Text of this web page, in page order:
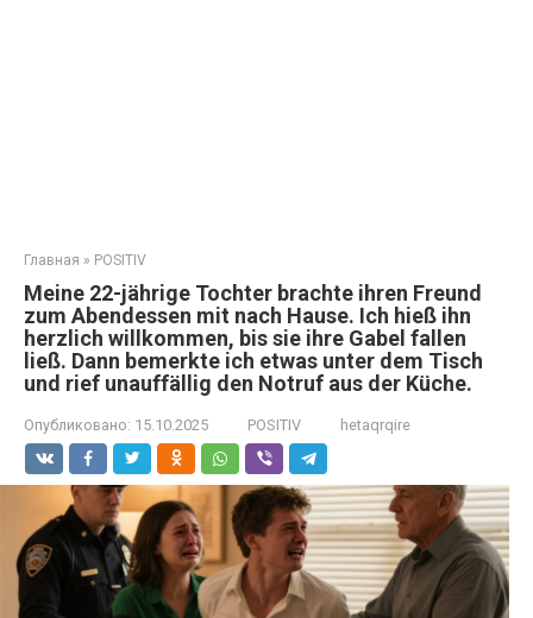
Главная » POSITIV
Meine 22-jährige Tochter brachte ihren Freund
zum Abendessen mit nach Hause. Ich hieß ihn
herzlich willkommen, bis sie ihre Gabel fallen
ließ. Dann bemerkte ich etwas unter dem Tisch
und rief unauffällig den Notruf aus der Küche.
Опубликовано: 15.10.2025 POSITIV hetaqrqire